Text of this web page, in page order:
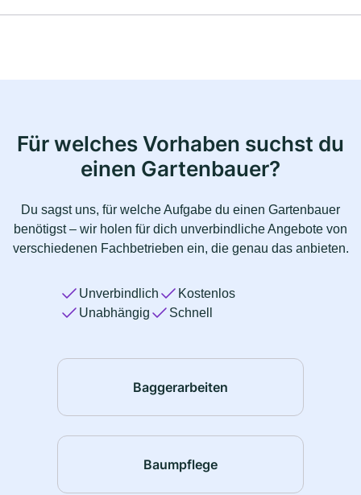
Für welches Vorhaben suchst du
einen Gartenbauer?
Du sagst uns, für welche Aufgabe du einen Gartenbauer
benötigst – wir holen für dich unverbindliche Angebote von
verschiedenen Fachbetrieben ein, die genau das anbieten.
Unverbindlich
Kostenlos
Unabhängig
Schnell
Baggerarbeiten
Baumpflege